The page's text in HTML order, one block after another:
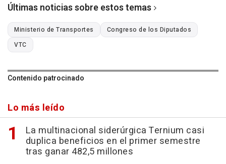
Últimas noticias sobre estos temas
Ministerio de Transportes
Congreso de los Diputados
VTC
Contenido patrocinado
Lo más leído
La multinacional siderúrgica Ternium casi
duplica beneficios en el primer semestre
tras ganar 482,5 millones